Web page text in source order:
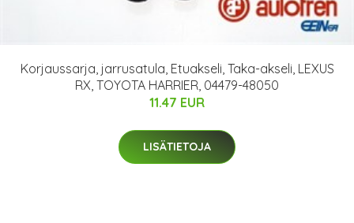
Korjaussarja, jarrusatula, Etuakseli, Taka-akseli, LEXUS
RX, TOYOTA HARRIER, 04479-48050
11.47 EUR
LISÄTIETOJA